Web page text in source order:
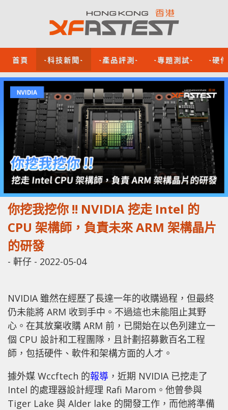
首頁 -科技新聞- -產品評測- -專題測試- -硬
你挖我挖你 !! NVIDIA 挖走 Intel 的
CPU 架構師，負責未來 ARM 架構晶片
的研發
- 軒仔 - 2022-05-04
NVIDIA 雖然在經歷了長達一年的收購過程，但最終
仍未能將 ARM 收到手中。不過這也未能阻止其野
心。在其放棄收購 ARM 前，已開始在以色列建立一
個 CPU 設計和工程團隊，且計劃招募數百名工程
師，包括硬件、軟件和架構方面的人才 。
據外媒 Wccftech 的報導 ，近期 NVIDIA 已挖走了
Intel 的處理器設計經理 Rafi Marom。他曾參與
Tiger Lake 與 Alder lake 的開發工作，而他將準備